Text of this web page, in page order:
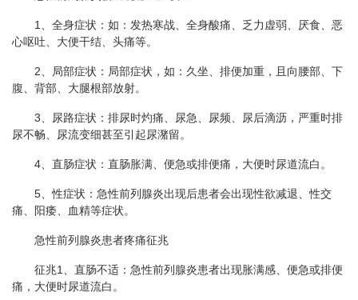
1、全身症状：如：发热寒战、全身酸痛、乏力虚弱、厌食、恶
心呕吐、大便干结、头痛等。
2、局部症状：局部症状，如：久坐、排便加重，且向腰部、下
腹、背部、大腿根部放射。
3、尿路症状：排尿时灼痛、尿急、尿频、尿后滴沥，严重时排
尿不畅、尿流变细甚至引起尿潴留。
4、直肠症状：直肠胀满、便急或排便痛，大便时尿道流白。
5、性症状：急性前列腺炎出现后患者会出现性欲减退、性交
痛、阳痿、血精等症状。
急性前列腺炎患者疼痛征兆
征兆1、直肠不适：急性前列腺炎患者出现胀满感、便急或排便
痛，大便时尿道流白。